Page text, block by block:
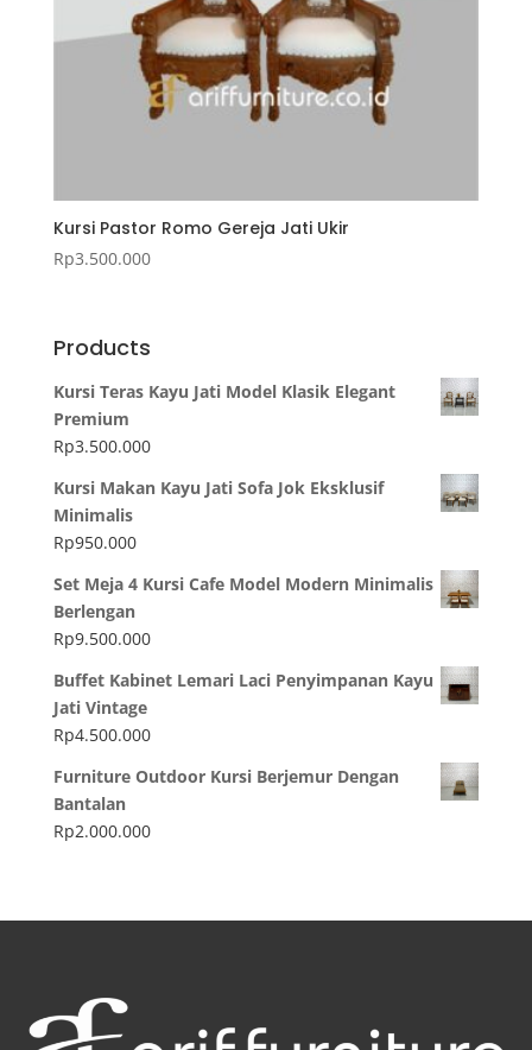
Kursi Pastor Romo Gereja Jati Ukir
Rp3.500.000
Products
Kursi Teras Kayu Jati Model Klasik Elegant
Premium
Rp3.500.000
Kursi Makan Kayu Jati Sofa Jok Eksklusif
Minimalis
Rp950.000
Set Meja 4 Kursi Cafe Model Modern Minimalis
Berlengan
Rp9.500.000
Buffet Kabinet Lemari Laci Penyimpanan Kayu
Jati Vintage
Rp4.500.000
Furniture Outdoor Kursi Berjemur Dengan
Bantalan
Rp2.000.000